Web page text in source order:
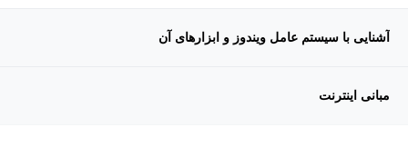
آشنایی با سیستم عامل ویندوز و ابزارهای آن
مبانی اینترنت